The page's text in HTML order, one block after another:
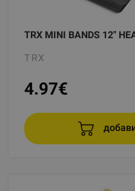
TRX MINI BANDS 12"
TRX
4.97€